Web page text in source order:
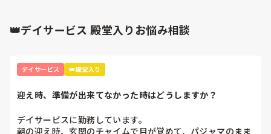
😇明らかに私だけだから、嫌がらせかって笑
女の子来てたから流石に他の業務も回して下さいって主任に
👑デイサービス 殿堂入りお悩み相談
デイサービス 👑殿堂入り
迎え時、準備が出来てなかった時はどうしますか？
デイサービスに勤務しています。
朝の迎え時、玄関のチャイムで目が覚めて、パジャマのまま